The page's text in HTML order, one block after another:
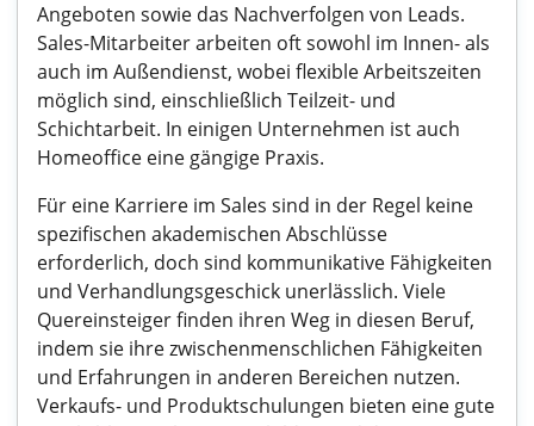
Angeboten sowie das Nachverfolgen von Leads.
Sales-Mitarbeiter arbeiten oft sowohl im Innen- als
auch im Außendienst, wobei flexible Arbeitszeiten
möglich sind, einschließlich Teilzeit- und
Schichtarbeit. In einigen Unternehmen ist auch
Homeoffice eine gängige Praxis.
Für eine Karriere im Sales sind in der Regel keine
spezifischen akademischen Abschlüsse
erforderlich, doch sind kommunikative Fähigkeiten
und Verhandlungsgeschick unerlässlich. Viele
Quereinsteiger finden ihren Weg in diesen Beruf,
indem sie ihre zwischenmenschlichen Fähigkeiten
und Erfahrungen in anderen Bereichen nutzen.
Verkaufs- und Produktschulungen bieten eine gute